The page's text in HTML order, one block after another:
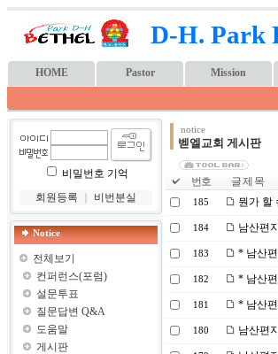
D-H. Park
HOME Pastor Mission
비밀번호 기억
회원등록
비번분실
Notice
전체보기
컨퍼런스(포럼)
설문투표
질문답변 Q&A
도움말
게시판
notice
벧엘교회 게시판
번호 글 제 목
185 뭔가 할
184 남산편
183 * 남산
182 * 남산
181 * 남산
180 남산편